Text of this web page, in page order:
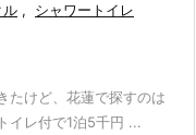
ル , シャワートイレ
たけど、花蓮で探すのは
イレ付で1泊5千円 ...